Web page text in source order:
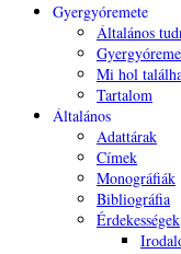
Gyergyóremete
Általános
Mi hol
Tartalom
Általános
Adattárak
Címek
Monográfiák
Bibliográfia
Érdekességek